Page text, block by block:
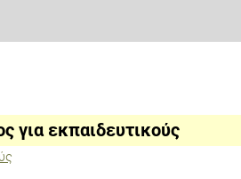
για εκπαιδευτικούς